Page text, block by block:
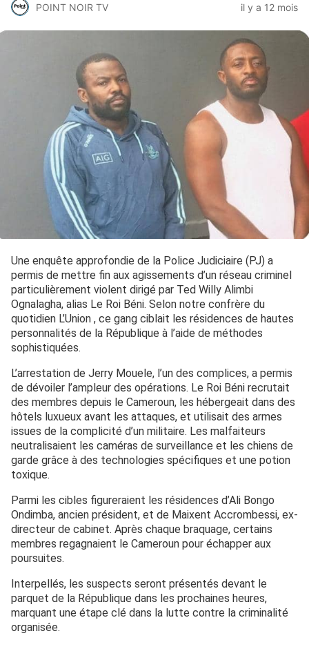
POINT NOIR TV il y a 12 mois
Une enquête approfondie de la Police Judiciaire (PJ) a
permis de mettre fin aux agissements d’un réseau criminel
particulièrement violent dirigé par Ted Willy Alimbi
Ognalagha, alias Le Roi Béni. Selon notre confrère du
quotidien L’Union , ce gang ciblait les résidences de hautes
personnalités de la République à l’aide de méthodes
sophistiquées.
L’arrestation de Jerry Mouele, l’un des complices, a permis
de dévoiler l’ampleur des opérations. Le Roi Béni recrutait
des membres depuis le Cameroun, les hébergeait dans des
hôtels luxueux avant les attaques, et utilisait des armes
issues de la complicité d’un militaire. Les malfaiteurs
neutralisaient les caméras de surveillance et les chiens de
garde grâce à des technologies spécifiques et une potion
toxique.
Parmi les cibles figureraient les résidences d’Ali Bongo
Ondimba, ancien président, et de Maixent Accrombessi, ex-
directeur de cabinet. Après chaque braquage, certains
membres regagnaient le Cameroun pour échapper aux
poursuites.
Interpellés, les suspects seront présentés devant le
parquet de la République dans les prochaines heures,
marquant une étape clé dans la lutte contre la criminalité
organisée.